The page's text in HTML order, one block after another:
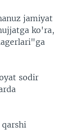
jamiyat
ko'ra,
sodir